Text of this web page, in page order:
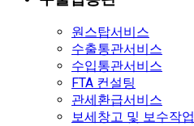
원스탑서비스
수출통관서비스
수입통관서비스
FTA 컨설팅
관세환급서비스
보세창고 및 보수작업